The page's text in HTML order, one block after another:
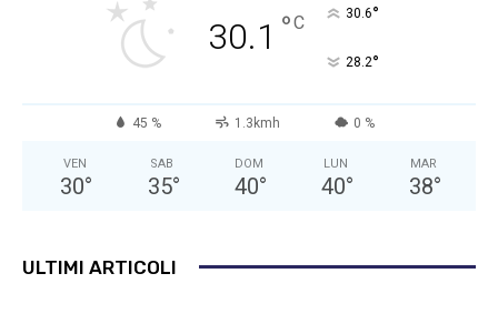
30.1 °C 30.6°
28.2°
45 % 1.3kmh 0 %
VEN
30°
SAB
35°
DOM
40°
LUN
40°
MAR
38°
ULTIMI ARTICOLI